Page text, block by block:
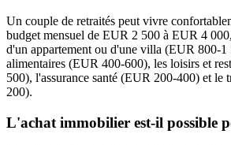
Un couple de retraités peut vivre
budget mensuel de EUR 2 500 à EUR 4
d'un appartement ou d'une villa (EUR 800-1
alimentaires (EUR 400-600), les loisirs et
500), l'assurance santé (EUR 200-400) et le
200).
L'achat immobilier est-il possible